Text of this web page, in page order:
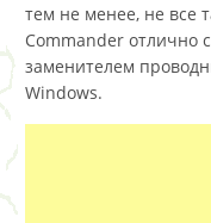
тем не менее, не все
Commander отлично
заменителем
Windows.